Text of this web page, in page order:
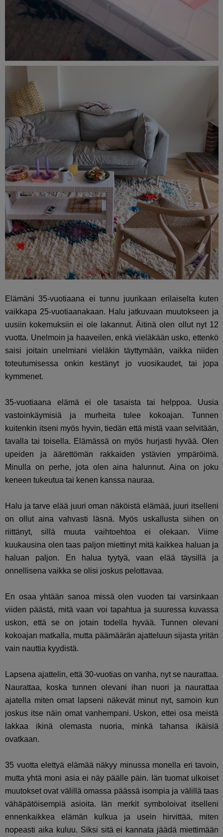
Elämäni 35-vuotiaana ei tunnu juurikaan erilaiselta kuten
vaikkapa 25-vuotiaanakaan. Halu jatkuvaan muutokseen ja
uusiin kokemuksiin ei ole lakannut. Äitinä olen ollut nyt 12
vuotta. Unelmoin ja haaveilen, enkä vieläkään usko, ettenkö
saisi joitain unelmiani vieläkin täyttymään, vaikka niiden
toteutumisessa onkin kestänyt jo vuosikaudet, tai jopa
kymmenet.
35-vuotiaana elämä ei ole tasaista tai helppoa. Uusia
vastoinkäymisiä ja murheita tulee kokoajan. Tunnen
kuitenkin itseni myös hyvin, tiedän että mistä vaan selvitään,
tavalla tai toisella. Elämässä on myös hurjasti hyvää. Olen
upeiden ja äärettömän rakkaiden ystävien ympäröimä.
Minulla on perhe, jota olen aina halunnut. Aina on joku
keneen tukeutua tai kenen kanssa nauraa.
Halu ja tarve elää juuri oman näköistä elämää, juuri itselleni
on ollut aina vahvasti läsnä. Myös uskallusta siihen on
riittänyt, sillä muuta vaihtoehtoa ei olekaan. Viime
kuukausina olen taas paljon miettinyt mitä kaikkea haluan ja
haluan paljon. En halua tyytyä, vaan elää täysillä ja
onnellisena vaikka se olisi joskus pelottavaa.
En osaa yhtään sanoa missä olen vuoden tai varsinkaan
viiden päästä, mitä vaan voi tapahtua ja suuressa kuvassa
uskon, että se on jotain todella hyvää. Tunnen olevani
kokoajan matkalla, mutta päämäärän ajatteluun sijasta yritän
vain nauttia kyydistä.
Lapsena ajattelin, että 30-vuotias on vanha, nyt se naurattaa.
Naurattaa, koska tunnen olevani ihan nuori ja naurattaa
ajatella miten omat lapseni näkevät minut nyt, samoin kun
joskus itse näin omat vanhempani. Uskon, ettei osa meistä
lakkaa ikinä olemasta nuoria, minkä tahansa ikäisiä
ovatkaan.
35 vuotta elettyä elämää näkyy minussa monella eri tavoin,
mutta yhtä moni asia ei näy päälle päin. Iän tuomat ulkoiset
muutokset ovat välillä omassa päässä isompia ja välillä taas
vähäpätöisempiä asioita. Iän merkit symboloivat itselleni
ennenkaikkea elämän kulkua ja usein hirvittää, miten
nopeasti aika kuluu. Siksi sitä ei kannata jäädä miettimään